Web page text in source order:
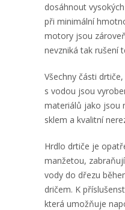
dosáhnout
při minimální
motory jsou
nevzniká tak rušení
Všechny části
s vodou jsou
materiálů jako jsou
sklem a kvalitní
Hrdlo drtiče je
manžetou,
vody do dřezu
dričem. K
která umožňuje